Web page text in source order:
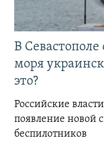
В
моря
это?
Российские
появление новой
беспилотников